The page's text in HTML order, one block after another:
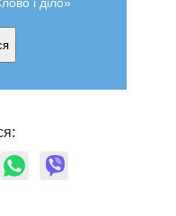
і діло»